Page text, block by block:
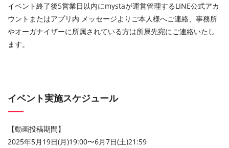
イベント終了後5営業日以内にmystaが運営管理するLINE公式アカ
ウントまたはアプリ内 メッセージよりご本人様へご連絡、事務所
やオーガナイザーに所属されている方は所属先宛にご連絡いたし
ます。
イベント実施スケジュール
【動画投稿期間】
2025年5月19日(月)19:00〜6月7日(土)21:59